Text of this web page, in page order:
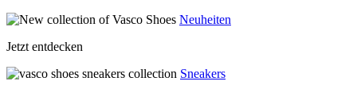
Neuheiten
Jetzt entdecken
Sneakers